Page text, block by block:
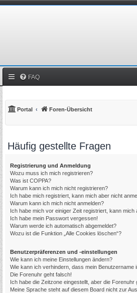
FAQ
Portal Foren-Übersicht
Häufig gestellte Fragen
Registrierung und Anmeldung
Wozu muss ich mich registrieren?
Was ist COPPA?
Warum kann ich mich nicht registrieren?
Ich habe mich registriert, kann mich aber nicht
Warum kann ich mich nicht anmelden?
Ich habe mich vor einiger Zeit registriert, kann mich
Ich habe mein Passwort vergessen!
Warum werde ich automatisch abgemeldet?
Wozu ist die Funktion „Alle Cookies löschen“?
Benutzerpräferenzen und -einstellungen
Wie kann ich meine Einstellungen ändern?
Wie kann ich verhindern, dass mein Benutzername
Die Forenuhr geht falsch!
Ich habe die Zeitzone eingestellt, aber die Forenuhr
Meine Sprache steht auf diesem Board nicht zur